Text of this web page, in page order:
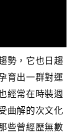
勢，它也日趨
育出一群對運
經常在時裝週
曲解的次文化
些曾經歷無數